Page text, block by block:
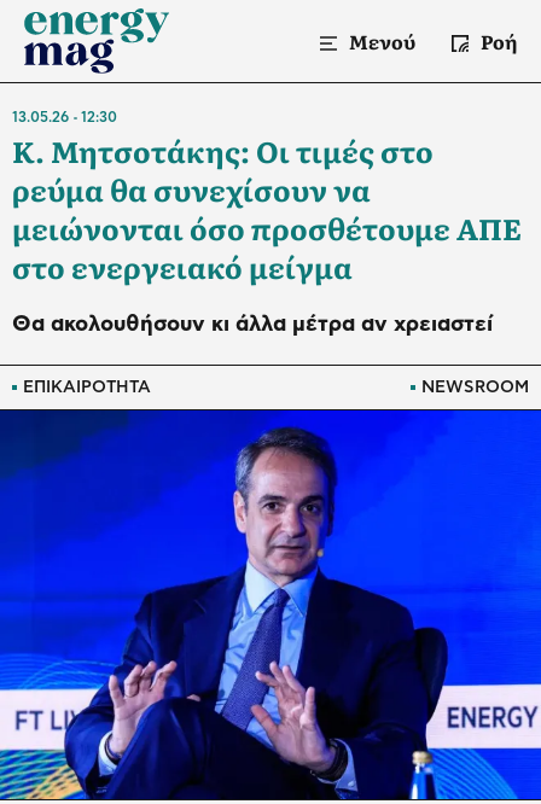
Μενού Ροή
ΕΠΙΚΑΙΡΟΤΗΤΑ NEWSROOM
13.05.26 12:30
Κ. Μητσοτάκης: Οι τιμές στο
ρεύμα θα συνεχίσουν να
μειώνονται όσο προσθέτουμε ΑΠΕ
στο ενεργειακό μείγμα
Θα ακολουθήσουν κι άλλα μέτρα αν χρειαστεί